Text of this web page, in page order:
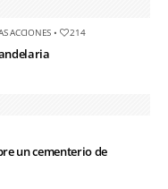
ACCIONES • 214
un cementerio de